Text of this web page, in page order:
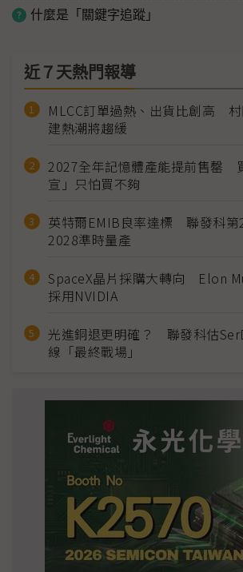
什麼是「關鍵字追蹤」
近７天熱門報導
MLCC訂單過熱、出貨比創高
建熱潮將趨緩
2027全年記憶體產能提前售罄
宣」只怕買不夠
英特爾EMIB良率達標 聯發科第
2028準時量產
SpaceX晶片採購大轉向 Elon
採用NVIDIA
光進銅退更明確？ 聯發科估
線「最終戰場」